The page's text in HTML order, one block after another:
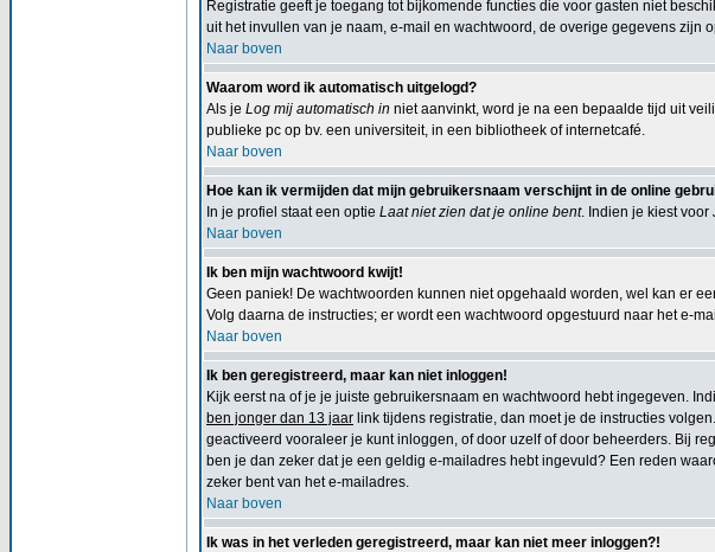
Registratie geeft je toegang tot bijkomende functies die voor gasten niet
uit het invullen van je naam, e-mail en wachtwoord, de overige gegevens zijn
Naar boven
Waarom word ik automatisch uitgelogd?
Als je Log mij automatisch in niet aanvinkt, word je na een bepaalde tijd uit
publieke pc op bv. een universiteit, in een bibliotheek of internetcafé.
Naar boven
Hoe kan ik vermijden dat mijn gebruikersnaam verschijnt in de online
In je profiel staat een optie Laat niet zien dat je online bent. Indien je kiest voor
Naar boven
Ik ben mijn wachtwoord kwijt!
Geen paniek! De wachtwoorden kunnen niet opgehaald worden, wel kan er
Volg daarna de instructies; er wordt een wachtwoord opgestuurd naar het e-
Naar boven
Ik ben geregistreerd, maar kan niet inloggen!
Kijk eerst na of je je juiste gebruikersnaam en wachtwoord hebt ingegeven.
ben jonger dan 13 jaar link tijdens registratie, dan moet je de instructies
geactiveerd vooraleer je kunt inloggen, of door uzelf of door beheerders. Bij
ben je dan zeker dat je een geldig e-mailadres hebt ingevuld? Een reden
zeker bent van het e-mailadres.
Naar boven
Ik was in het verleden geregistreerd, maar kan niet meer inloggen?!